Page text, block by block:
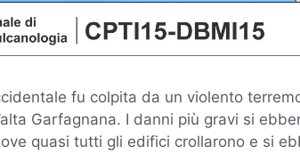
fu colpita da un violento
Garfagnana. I danni più gravi si
quasi tutti gli edifici crollarono e si